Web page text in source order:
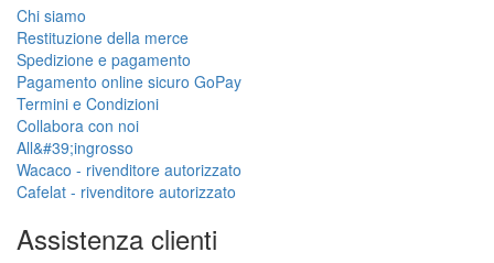
Chi siamo
Restituzione della merce
Spedizione e pagamento
Pagamento online sicuro GoPay
Termini e Condizioni
Collabora con noi
All&#39;ingrosso
Wacaco - rivenditore autorizzato
Cafelat - rivenditore autorizzato
Assistenza clienti